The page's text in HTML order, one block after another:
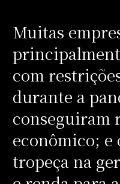
Muitas
com
durante a
conseguiram
econômico; e
tropeça na